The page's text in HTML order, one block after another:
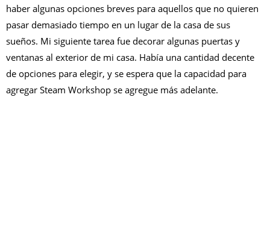
haber algunas opciones breves para aquellos que no quieren
pasar demasiado tiempo en un lugar de la casa de sus
sueños. Mi siguiente tarea fue decorar algunas puertas y
ventanas al exterior de mi casa. Había una cantidad decente
de opciones para elegir, y se espera que la capacidad para
agregar Steam Workshop se agregue más adelante.